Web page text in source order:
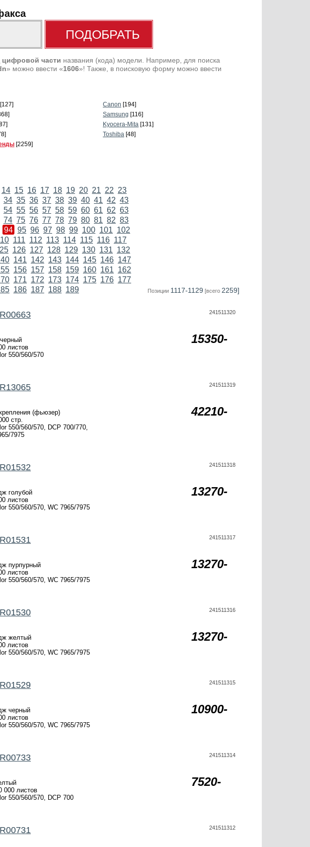
цифровой части названия (кода) модели. Например, для поиска
» можно ввести «1606»! Также, в поисковую форму можно ввести
[127] Canon [194]
Samsung [116]
Kyocera-Mita [131]
Toshiba [48]
[2259]
14 15 16 17 18 19 20 21 22 23
34 35 36 37 38 39 40 41 42 43
54 55 56 57 58 59 60 61 62 63
74 75 76 77 78 79 80 81 82 83
94 95 96 97 98 99 100 101 102
111 112 113 114 115 116 117
126 127 128 129 130 131 132
141 142 143 144 145 146 147
156 157 158 159 160 161 162
171 172 173 174 175 176 177
186 187 188 189 Позиции 1117-1129 [всего 2259]
листов
550/560/570
241511320
15350-
(фьюзер)
стр.
550/560/570, DCP 700/770,
7975
241511319
42210-
голубой
листов
550/560/570, WC 7965/7975
241511318
13270-
пурпурный
листов
550/560/570, WC 7965/7975
241511317
13270-
желтый
листов
550/560/570, WC 7965/7975
241511316
13270-
черный
листов
550/560/570, WC 7965/7975
241511315
10900-
000 листов
550/560/570, DCP 700
241511314
7520-
241511312